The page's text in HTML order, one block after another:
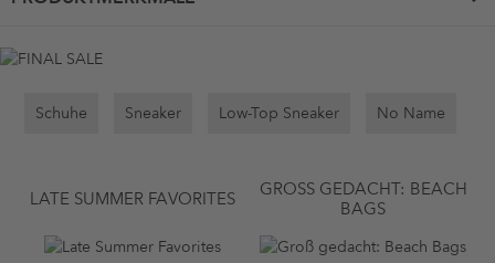
Schuhe Sneaker Low-Top Sneaker No Name
LATE SUMMER FAVORITES
GROSS GEDACHT: BEACH B
AGS